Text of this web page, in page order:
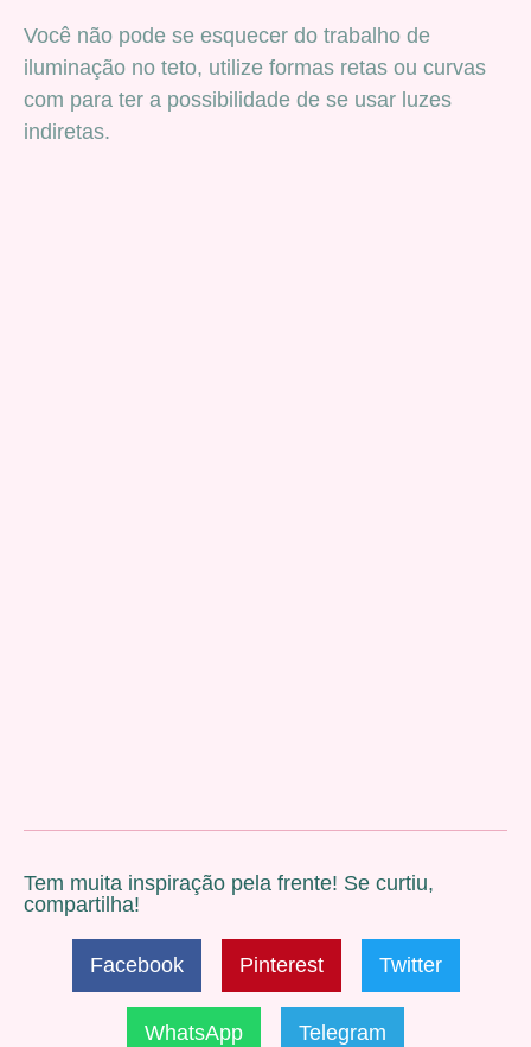
Você não pode se esquecer do trabalho de
iluminação no teto, utilize formas retas ou curvas
com para ter a possibilidade de se usar luzes
indiretas.
Tem muita inspiração pela frente! Se curtiu,
compartilha!
Facebook Pinterest Twitter
WhatsApp Telegram